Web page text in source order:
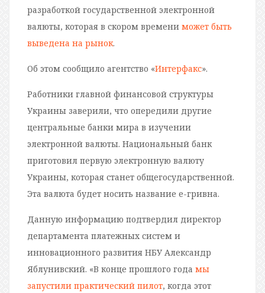
разработкой государственной электронной
валюты, которая в скором времени может быть
выведена на рынок.
Об этом сообщило агентство «Интерфакс».
Работники главной финансовой структуры
Украины заверили, что опередили другие
центральные банки мира в изучении
электронной валюты. Национальный банк
приготовил первую электронную валюту
Украины, которая станет общегосударственной.
Эта валюта будет носить название е-гривна.
Данную информацию подтвердил директор
департамента платежных систем и
инновационного развития НБУ Александр
Яблунивский. «В конце прошлого года мы
запустили практический пилот, когда этот